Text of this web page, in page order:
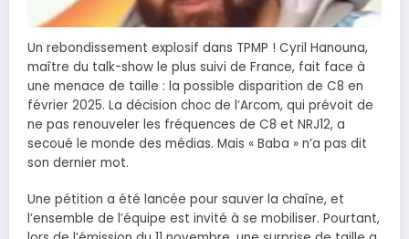
Un rebondissement explosif dans TPMP ! Cyril Hanouna,
maître du talk-show le plus suivi de France, fait face à
une menace de taille : la possible disparition de C8 en
février 2025. La décision choc de l’Arcom, qui prévoit de
ne pas renouveler les fréquences de C8 et NRJ12, a
secoué le monde des médias. Mais « Baba » n’a pas dit
son dernier mot.
Une pétition a été lancée pour sauver la chaîne, et
l’ensemble de l’équipe est invité à se mobiliser. Pourtant,